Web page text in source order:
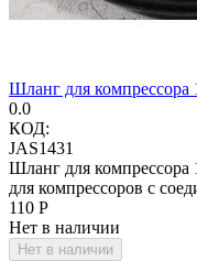
Шланг для компрессора
0.0
КОД:
JAS1431
Шланг для
для компрессоров с
‍110‍ Р
Нет в наличии
Нет в наличии